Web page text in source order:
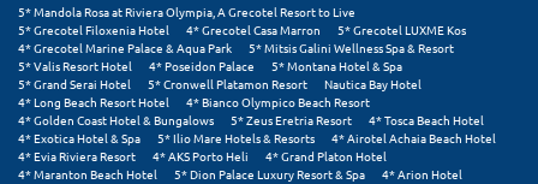
Τρίκαλα Κορινθίας
Τρίπολη
Τυρός
5* Mandola Rosa at Riviera Olympia, A Grecotel Resort to Live
5* Grecotel Filoxenia Hotel
4* Grecotel Casa Marron
5* Grecotel LUXME Kos
4* Grecotel Marine Palace & Aqua Park
5* Mitsis Galini Wellness Spa & Resort
5* Valis Resort Hotel
4* Poseidon Palace
5* Montana Hotel & Spa
5* Grand Serai Hotel
5* Cronwell Platamon Resort
Nautica Bay Hotel
4* Long Beach Resort Hotel
4* Bianco Olympico Beach Resort
4* Golden Coast Hotel & Bungalows
5* Zeus Eretria Resort
4* Tosca Beach Hotel
4* Exotica Hotel & Spa
5* Ilio Mare Hotels & Resorts
4* Airotel Achaia Beach Hotel
4* Evia Riviera Resort
4* AKS Porto Heli
4* Grand Platon Hotel
4* Maranton Beach Hotel
5* Dion Palace Luxury Resort & Spa
4* Arion Hotel